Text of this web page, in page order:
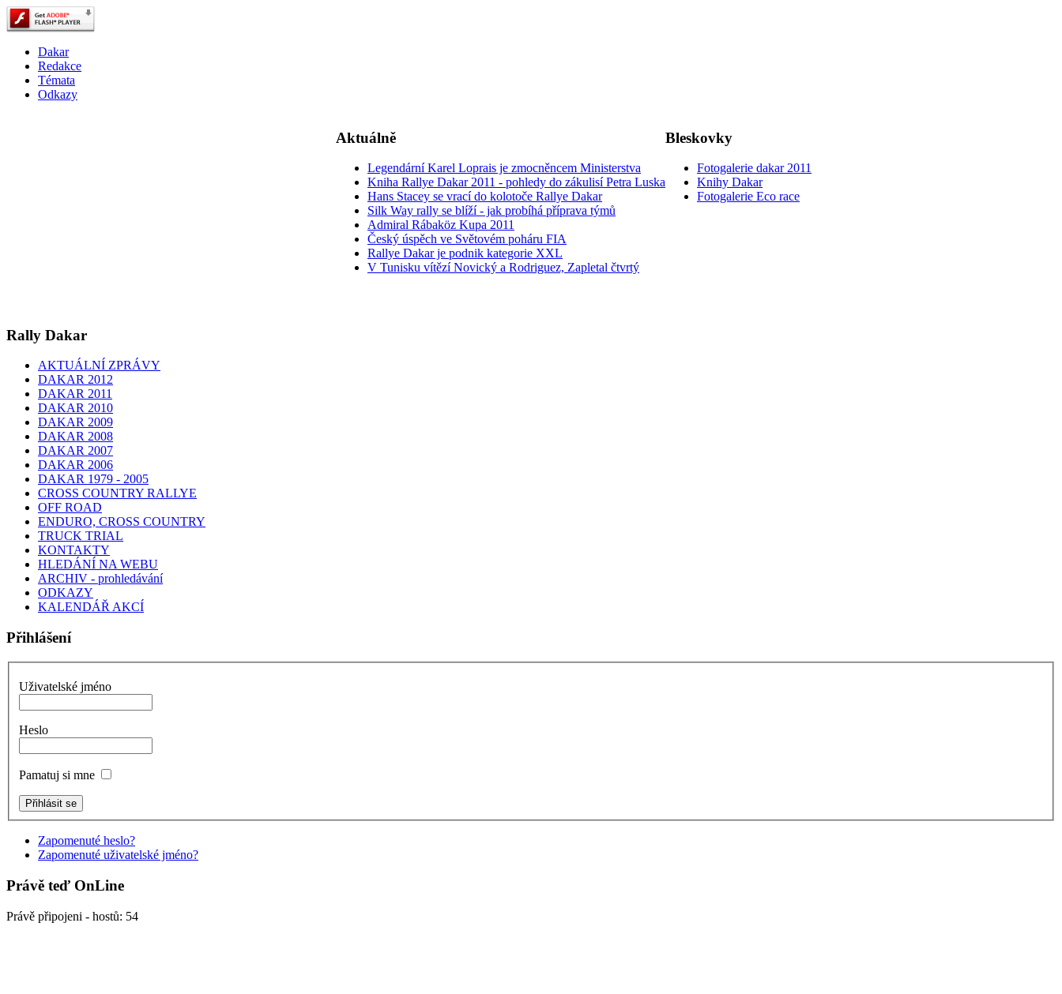
Dakar
Redakce
Témata
Odkazy
Aktuálně
Legendární Karel Loprais je zmocněncem Ministerstva
Kniha Rallye Dakar 2011 - pohledy do zákulisí Petra Luska
Hans Stacey se vrací do kolotoče Rallye Dakar
Silk Way rally se blíží - jak probíhá příprava týmů
Admiral Rábaköz Kupa 2011
Český úspěch ve Světovém poháru FIA
Rallye Dakar je podnik kategorie XXL
V Tunisku vítězí Novický a Rodriguez, Zapletal čtvrtý
Bleskovky
Fotogalerie dakar 2011
Knihy Dakar
Fotogalerie Eco race
Rally Dakar
AKTUÁLNÍ ZPRÁVY
DAKAR 2012
DAKAR 2011
DAKAR 2010
DAKAR 2009
DAKAR 2008
DAKAR 2007
DAKAR 2006
DAKAR 1979 - 2005
CROSS COUNTRY RALLYE
OFF ROAD
ENDURO, CROSS COUNTRY
TRUCK TRIAL
KONTAKTY
HLEDÁNÍ NA WEBU
ARCHIV - prohledávání
ODKAZY
KALENDÁŘ AKCÍ
Přihlášení
Uživatelské jméno
Heslo
Pamatuj si mne
Zapomenuté heslo?
Zapomenuté uživatelské jméno?
Právě teď OnLine
Právě připojeni - hostů: 54